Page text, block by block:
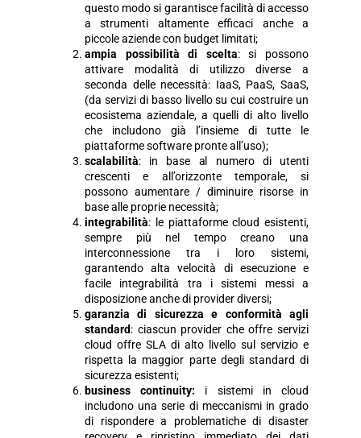
questo modo si garantisce facilità di accesso
a strumenti altamente efficaci anche a
piccole aziende con budget limitati;
ampia possibilità di scelta: si possono
attivare modalità di utilizzo diverse a
seconda delle necessità: IaaS, PaaS, SaaS,
(da servizi di basso livello su cui costruire un
ecosistema aziendale, a quelli di alto livello
che includono già l’insieme di tutte le
piattaforme software pronte all’uso);
scalabilità: in base al numero di utenti
crescenti e all’orizzonte temporale, si
possono aumentare / diminuire risorse in
base alle proprie necessità;
integrabilità: le piattaforme cloud esistenti,
sempre più nel tempo creano una
interconnessione tra i loro sistemi,
garantendo alta velocità di esecuzione e
facile integrabilità tra i sistemi messi a
disposizione anche di provider diversi;
garanzia di sicurezza e conformità agli
standard: ciascun provider che offre servizi
cloud offre SLA di alto livello sul servizio e
rispetta la maggior parte degli standard di
sicurezza esistenti;
business continuity: i sistemi in cloud
includono una serie di meccanismi in grado
di rispondere a problematiche di disaster